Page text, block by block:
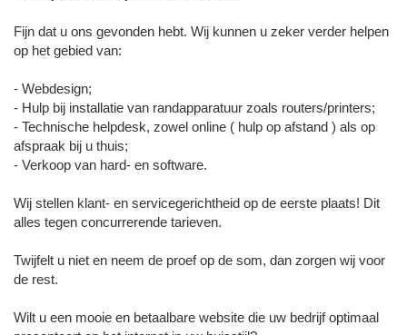
Fijn dat u ons gevonden hebt. Wij kunnen u zeker verder helpen
op het gebied van:
- Webdesign;
- Hulp bij installatie van randapparatuur zoals routers/printers;
- Technische helpdesk, zowel online ( hulp op afstand ) als op
afspraak bij u thuis;
- Verkoop van hard- en software.
Wij stellen klant- en servicegerichtheid op de eerste plaats! Dit
alles tegen concurrerende tarieven.
Twijfelt u niet en neem de proef op de som, dan zorgen wij voor
de rest.
Wilt u een mooie en betaalbare website die uw bedrijf optimaal